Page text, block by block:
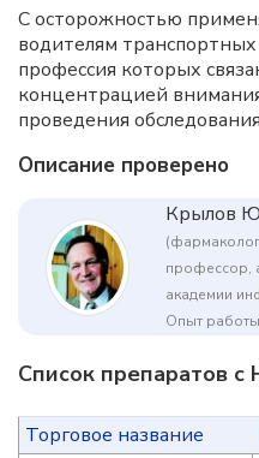
С осторожностью
водителям
профессия которых
концентрацией
проведения
Описание проверено
Крылов
профессор,
академии
Опыт
Список препаратов с
Торговое название